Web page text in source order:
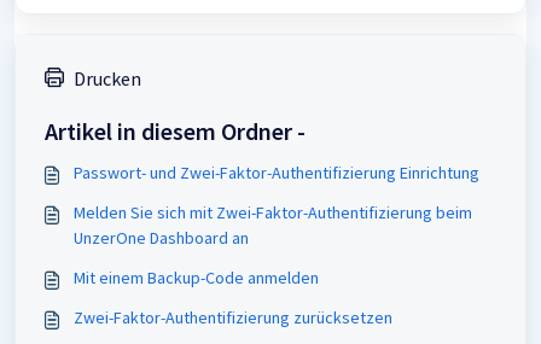
Drucken
Artikel in diesem Ordner -
Passwort- und Zwei-Faktor-Authentifizierung Einrichtung
Melden Sie sich mit Zwei-Faktor-Authentifizierung beim
UnzerOne Dashboard an
Mit einem Backup-Code anmelden
Zwei-Faktor-Authentifizierung zurücksetzen